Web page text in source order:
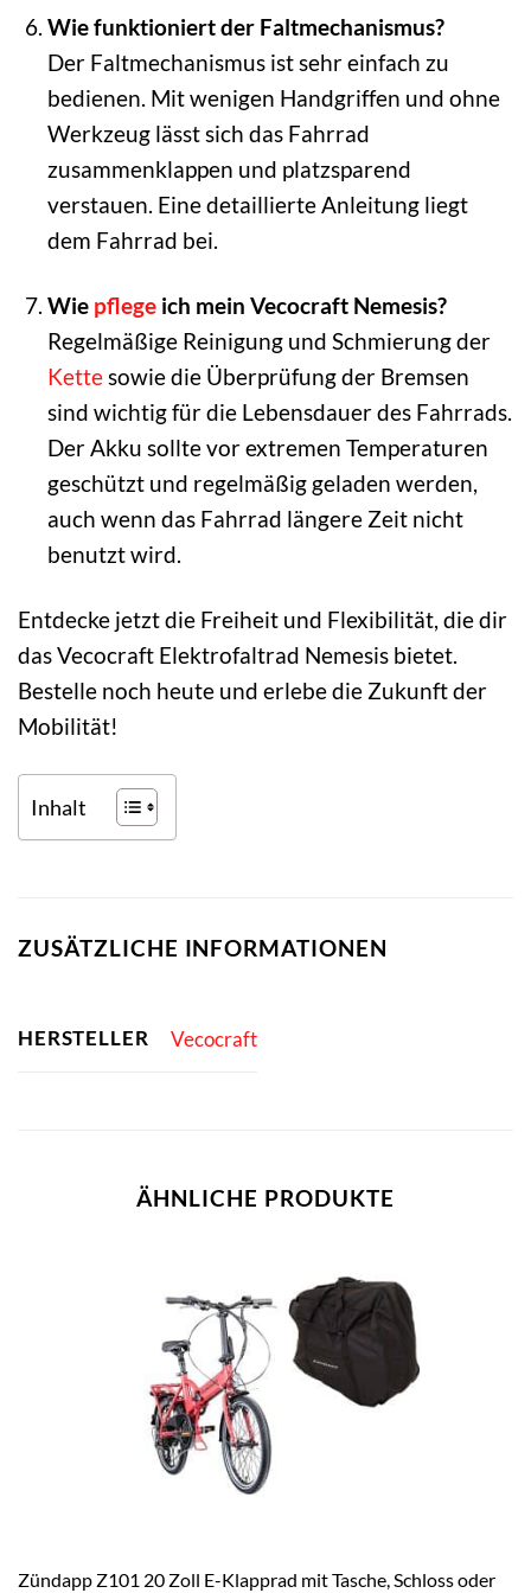
Wie funktioniert der Faltmechanismus?
Der Faltmechanismus ist sehr einfach zu
bedienen. Mit wenigen Handgriffen und ohne
Werkzeug lässt sich das Fahrrad
zusammenklappen und platzsparend
verstauen. Eine detaillierte Anleitung liegt
dem Fahrrad bei.
Wie pflegeich mein Vecocraft Nemesis?
Regelmäßige Reinigung und Schmierung der
Kettesowie die Überprüfung der Bremsen
sind wichtig für die Lebensdauer des Fahrrads.
Der Akku sollte vor extremen Temperaturen
geschützt und regelmäßig geladen werden,
auch wenn das Fahrrad längere Zeit nicht
benutzt wird.
Entdecke jetzt die Freiheit und Flexibilität, die dir
das Vecocraft Elektrofaltrad Nemesis bietet.
Bestelle noch heute und erlebe die Zukunft der
Mobilität!
Inhalt
ZUSÄTZLICHE INFORMATIONEN
HERSTELLER Vecocraft
ÄHNLICHE PRODUKTE
Zündapp Z101 20 Zoll E-Klapprad mit Tasche, Schloss oder